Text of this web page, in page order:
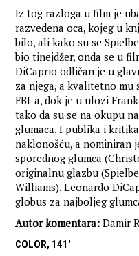
Iz tog razloga u film je
razvedena oca, kojeg u
bilo, ali kako su se
bio tinejdžer, onda se u
DiCaprio odličan je u
za njega, a kvalitetno mu
FBI-a, dok je u ulozi
tako da su se na okupu
glumaca. I publika i
naklonošću, a nominiran
sporednog glumca
originalnu glazbu
Williams). Leonardo
globus za najboljeg
Autor komentara: Damir
COLOR, 141'